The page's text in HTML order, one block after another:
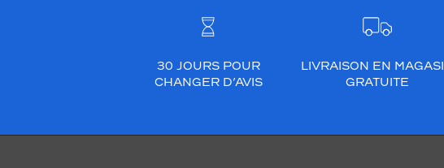
30 JOURS POUR
CHANGER D’AVIS
LIVRAISON EN
GRATUITE